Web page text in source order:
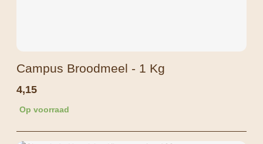
Campus Broodmeel - 1 Kg
4,15
Op voorraad